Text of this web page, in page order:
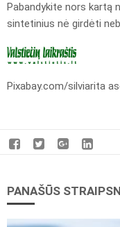
Pabandykite nors kartą
sintetinius nė girdėti
Pixabay.com/silviarita
PANAŠŪS